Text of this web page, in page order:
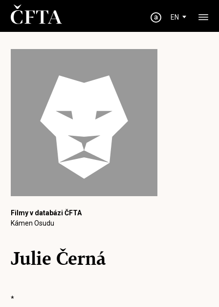
EN
Filmy v databázi ČFTA
Kámen Osudu
Julie Černá
*